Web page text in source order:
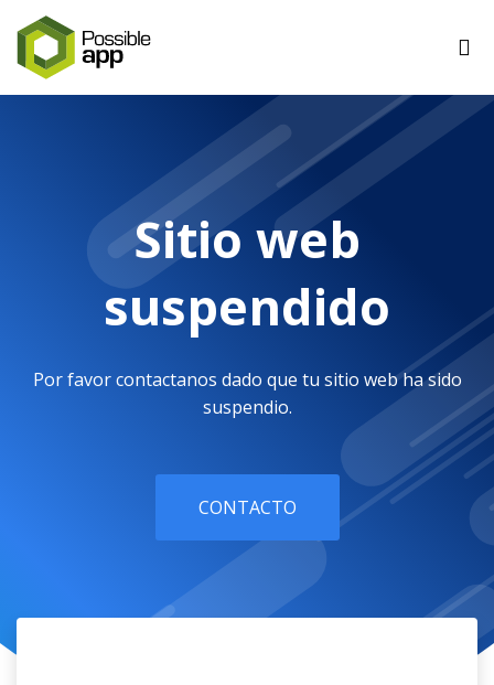
Sitio web
suspendido
Por favor contactanos dado que tu sitio web ha sido
suspendio.
CONTACTO